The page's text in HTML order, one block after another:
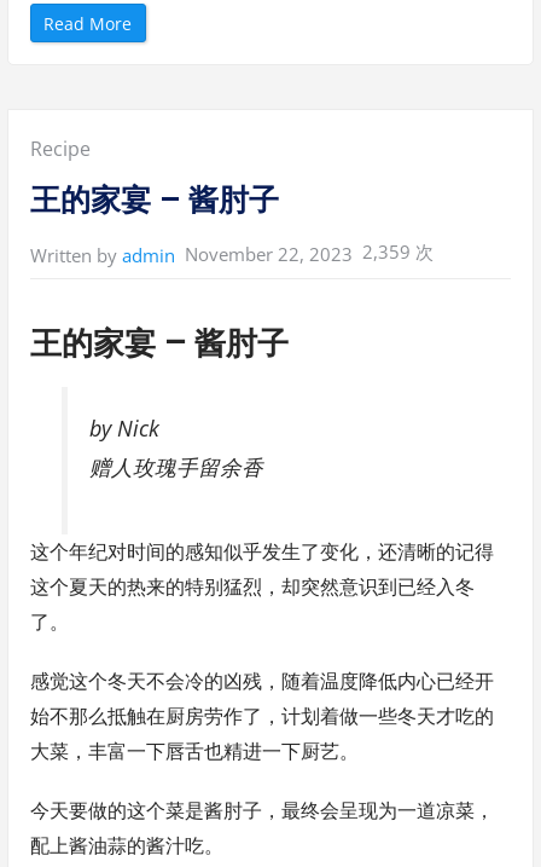
Read More“
北
与
健
康
评
考
试
项
标
准
试
行
Posted
in:
Recipe
王的家宴 – 酱肘子
Written by admin November 22, 2023 2,359 次
王的家宴 – 酱肘子
by Nick
赠人玫瑰手留余香
这个年纪对时间的感知似乎发生了变化，还清晰的记得
这个夏天的热来的特别猛烈，却突然意识到已经入冬
了。
感觉这个冬天不会冷的凶残，随着温度降低内心已经开
始不那么抵触在厨房劳作了，计划着做一些冬天才吃的
大菜，丰富一下唇舌也精进一下厨艺。
今天要做的这个菜是酱肘子，最终会呈现为一道凉菜，
配上酱油蒜的酱汁吃。